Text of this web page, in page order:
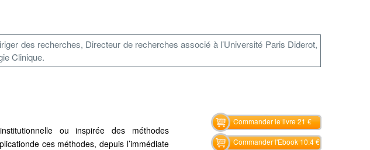
des recherches, Directeur de recherches associé à l’Université Paris Diderot,
Clinique.
ou inspirée des méthodes
ces méthodes, depuis l’immédiate
Commander le livre 21 €
Commander l'Ebook 10.4 €